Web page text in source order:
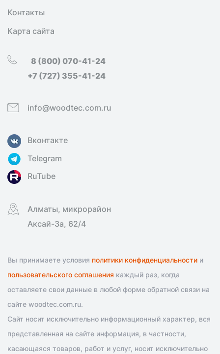
Контакты
Карта сайта
8 (800) 070-41-24
+7 (727) 355-41-24
info@woodtec.com.ru
Вконтакте
Telegram
RuTube
Алматы, микрорайон
Аксай-3а, 62/4
Вы принимаете условия политики конфиденциальности и
пользовательского соглашения каждый раз, когда
оставляете свои данные в любой форме обратной связи на
сайте woodtec.com.ru.
Сайт носит исключительно информационный характер, вся
представленная на сайте информация, в частности,
касающаяся товаров, работ и услуг, носит исключительно